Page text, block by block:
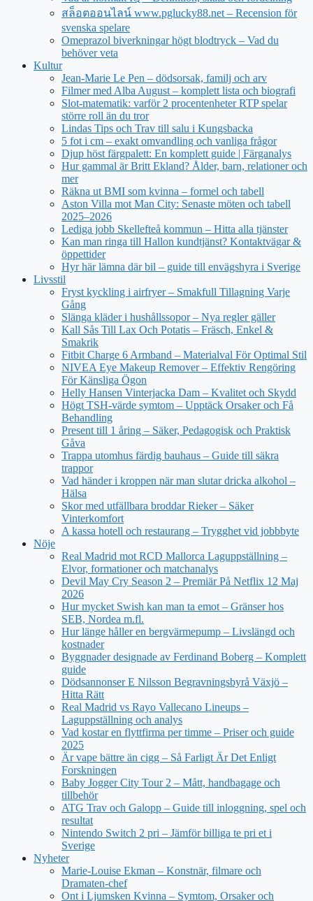
สล็อตออนไลน์ www.pglucky88.net – Recension för
svenska spelare
Omeprazol biverkningar högt blodtryck – Vad du
behöver veta
Kultur
Jean‑Marie Le Pen – dödsorsak, familj och arv
Filmer med Alba August – komplett lista och biografi
Slot-matematik: varför 2 procentenheter RTP spelar
större roll än du tror
Lindas Tips och Trav till salu i Kungsbacka
5 fot i cm – exakt omvandling och vanliga frågor
Djup höst färgpalett: En komplett guide | Färganalys
Hur gammal är Britt Ekland? Ålder, barn, relationer och
mer
Räkna ut BMI som kvinna – formel och tabell
Aston Villa mot Man City: Senaste möten och tabell
2025–2026
Lediga jobb Skellefteå kommun – Hitta alla tjänster
Kan man ringa till Hallon kundtjänst? Kontaktvägar &
öppettider
Hyr här lämna där bil – guide till envägshyra i Sverige
Livsstil
Fryst kyckling i airfryer – Smakfull Tillagning Varje
Gång
Slänga kläder i hushållssopor – Nya regler gäller
Kall Sås Till Lax Och Potatis – Fräsch, Enkel &
Smakrik
Fitbit Charge 6 Armband – Materialval För Optimal Stil
NIVEA Eye Makeup Remover – Effektiv Rengöring
För Känsliga Ögon
Helly Hansen Vinterjacka Dam – Kvalitet och Skydd
Högt TSH-värde symtom – Upptäck Orsaker och Få
Behandling
Present till 1 åring – Säker, Pedagogisk och Praktisk
Gåva
Trappa utomhus färdig bauhaus – Guide till säkra
trappor
Vad händer i kroppen när man slutar dricka alkohol –
Hälsa
Skor med utfällbara broddar Rieker – Säker
Vinterkomfort
A kassa hotell och restaurang – Trygghet vid jobbbyte
Nöje
Real Madrid mot RCD Mallorca Laguppställning –
Elvor, formationer och matchanalys
Devil May Cry Season 2 – Premiär På Netflix 12 Maj
2026
Hur mycket Swish kan man ta emot – Gränser hos
SEB, Nordea m.fl.
Hur länge håller en bergvärmepump – Livslängd och
kostnader
Byggnader designade av Ferdinand Boberg – Komplett
guide
Dödsannonser E Nilsson Begravningsbyrå Växjö –
Hitta Rätt
Real Madrid vs Rayo Vallecano Lineups –
Laguppställning och analys
Vad kostar en flyttfirma per timme – Priser och guide
2025
Är vape bättre än cigg – Så Farligt Är Det Enligt
Forskningen
Baby Jogger City Tour 2 – Mått, handbagage och
tillbehör
ATG Trav och Galopp – Guide till inloggning, spel och
resultat
Nintendo Switch 2 pri – Jämför billiga te pri et i
Sverige
Nyheter
Marie-Louise Ekman – Konstnär, filmare och
Dramaten-chef
Ont i Ljumsken Kvinna – Symtom, Orsaker och